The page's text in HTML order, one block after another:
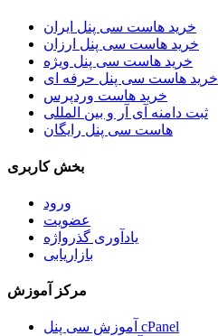
خرید هاست سی پنل ایران
خرید هاست سی پنل ارزان
خرید هاست سی پنل ویژه
خرید هاست سی پنل حرفه ای
خرید هاست وردپرس
ثبت دامنه آی آر و بین المللی
هاست سی پنل رایگان
بخش کاربری
ورود
عضویت
یادآوری گذرواژه
بازاریابی
مرکز آموزش
آموزش سی پنل cPanel